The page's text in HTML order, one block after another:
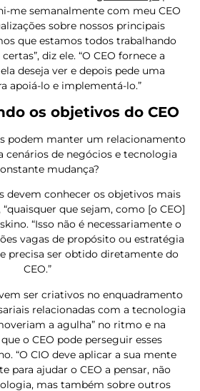
me semanalmente com meu CEO
sobre nossos principais
que estamos todos trabalhando
diz ele. “O CEO fornece a
deseja ver e depois pede uma
apoiá-lo e implementá-lo.”
os objetivos do CEO
podem manter um relacionamento
cenários de negócios e tecnologia
mudança?
devem conhecer os objetivos mais
que sejam, como [o CEO]
“Isso não é necessariamente o
vagas de propósito ou estratégia
precisa ser obtido diretamente do
CEO.”
ser criativos no enquadramento
relacionadas com a tecnologia
a agulha” no ritmo e na
o CEO pode perseguir esses
“O CIO deve aplicar a sua mente
para ajudar o CEO a pensar, não
mas também sobre outros